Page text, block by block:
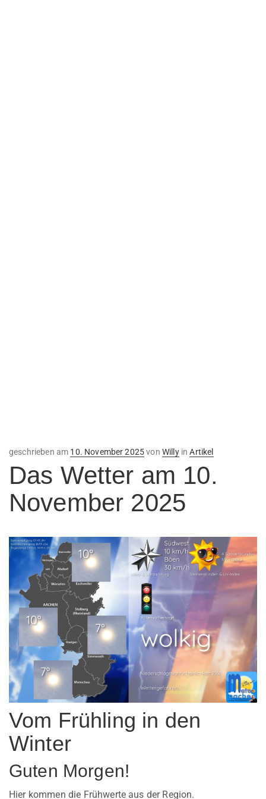
geschrieben am Veröffentlicht
am
10. November 2025von WillyinArtikel
Das Wetter am 10.
November 2025
Vom Frühling in den
Winter
Guten Morgen!
Hier kommen die Frühwerte aus der Region.